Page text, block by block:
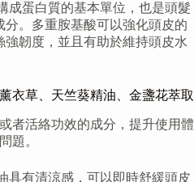
成蛋白質的基本單位，也是頭髮
。多重胺基酸可以強化頭皮的
強韌度，並且有助於維持頭皮水
衣草、天竺葵精油、金盞花萃取
者活絡功效的成分，提升使用體
題。
具有清涼感，可以即時舒緩頭皮